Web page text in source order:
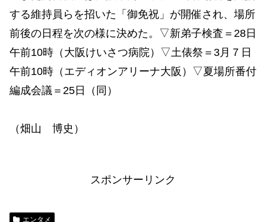
する維持員らを招いた「御免祝」が開催され、場所
前後の日程を次の様に決めた。▽新弟子検査＝28日
午前10時（大阪けいさつ病院）▽土俵祭＝3月７日
午前10時（エディオンアリーナ大阪）▽夏場所番付
編成会議＝25日（同）
（畑山 博史）
スポンサーリンク
エンタメ